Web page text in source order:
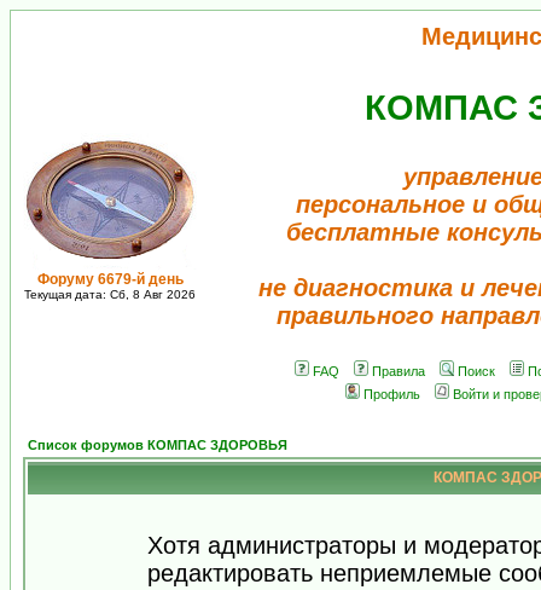
Форуму 6679-й день
Текущая дата: Сб, 8 Авг 2026
КОМПАС
персональное и
бесплатные
не диагностика и
правильного
FAQ Правила Поиск
Профиль
Войти и
Список форумов КОМПАС ЗДОРОВЬЯ
КОМПАС
Хотя администраторы и
редактировать неприемлемые